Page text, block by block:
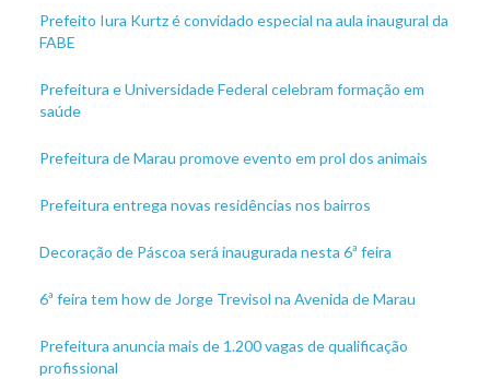
Prefeito Iura Kurtz é convidado especial na aula inaugural da
FABE
Prefeitura e Universidade Federal celebram formação em
saúde
Prefeitura de Marau promove evento em prol dos animais
Prefeitura entrega novas residências nos bairros
Decoração de Páscoa será inaugurada nesta 6ª feira
6ª feira tem how de Jorge Trevisol na Avenida de Marau
Prefeitura anuncia mais de 1.200 vagas de qualificação
profissional